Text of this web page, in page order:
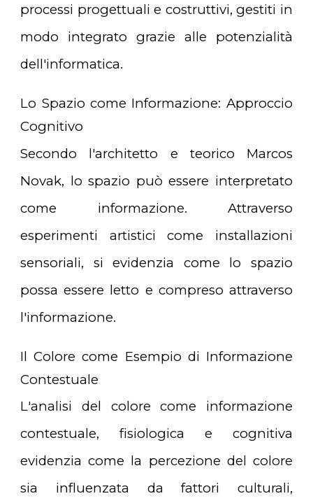
processi progettuali e costruttivi, gestiti in
modo integrato grazie alle potenzialità
dell'informatica.
Lo Spazio come Informazione: Approccio
Cognitivo
Secondo l'architetto e teorico Marcos
Novak, lo spazio può essere interpretato
come informazione. Attraverso
esperimenti artistici come installazioni
sensoriali, si evidenzia come lo spazio
possa essere letto e compreso attraverso
l'informazione.
Il Colore come Esempio di Informazione
Contestuale
L'analisi del colore come informazione
contestuale, fisiologica e cognitiva
evidenzia come la percezione del colore
sia influenzata da fattori culturali,